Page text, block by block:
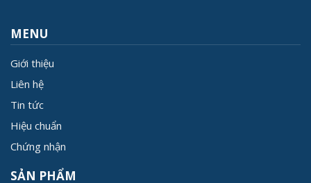
MENU
Giới thiệu
Liên hệ
Tin tức
Hiệu chuẩn
Chứng nhận
SẢN PHẨM